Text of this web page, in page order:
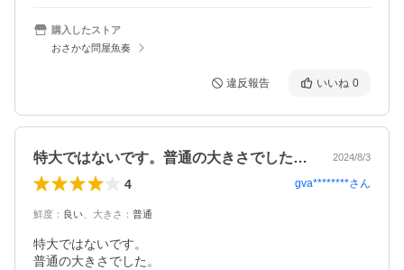
購入したストア
おさかな問屋魚奏
違反報告 いいね 0
特大ではないです。普通の大きさでした。… 2024/8/3
4 gva********さん
鮮度 ： 良い 大きさ ： 普通
特大ではないです。
普通の大きさでした。